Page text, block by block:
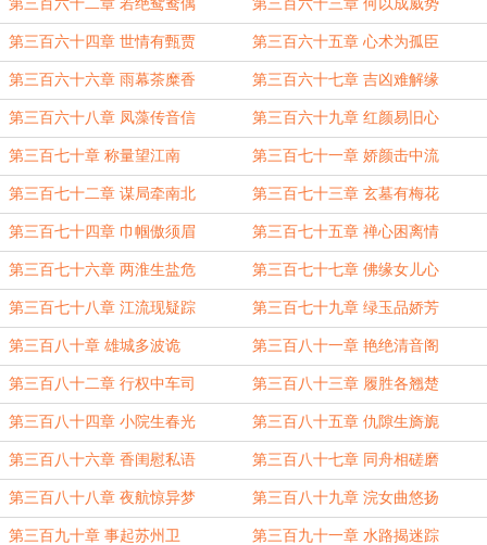
第三百六十二章 若绝鸳鸯偶 第三百六十三章 何以成威势
第三百六十四章 世情有甄贾 第三百六十五章 心术为孤臣
第三百六十六章 雨幕茶糜香 第三百六十七章 吉凶难解缘
第三百六十八章 凤藻传音信 第三百六十九章 红颜易旧心
第三百七十章 称量望江南 第三百七十一章 娇颜击中流
第三百七十二章 谋局牵南北 第三百七十三章 玄墓有梅花
第三百七十四章 巾帼傲须眉 第三百七十五章 禅心困离情
第三百七十六章 两淮生盐危 第三百七十七章 佛缘女儿心
第三百七十八章 江流现疑踪 第三百七十九章 绿玉品娇芳
第三百八十章 雄城多波诡 第三百八十一章 艳绝清音阁
第三百八十二章 行权中车司 第三百八十三章 履胜各翘楚
第三百八十四章 小院生春光 第三百八十五章 仇隙生旖旎
第三百八十六章 香闺慰私语 第三百八十七章 同舟相磋磨
第三百八十八章 夜航惊异梦 第三百八十九章 浣女曲悠扬
第三百九十章 事起苏州卫 第三百九十一章 水路揭迷踪